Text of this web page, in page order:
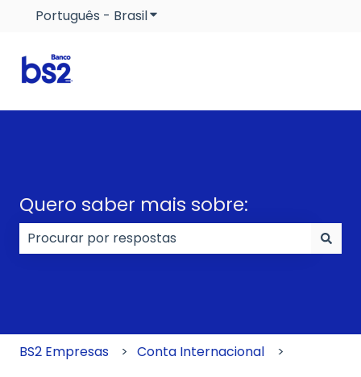
Português - BrasilMostrar submenu para traduções
Quero saber mais sobre:
BS2 Empresas
Conta Internacional